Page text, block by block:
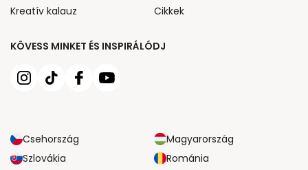
KÖVESS MINKET ÉS INSPIRÁLÓDJ
Csehország
Magyarország
Szlovákia
Románia
Kreatív kalauz
Cikkek